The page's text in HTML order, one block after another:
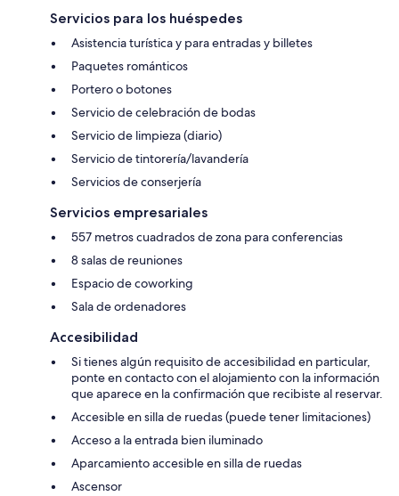
Servicios para los huéspedes
Asistencia turística y para entradas y billetes
Paquetes románticos
Portero o botones
Servicio de celebración de bodas
Servicio de limpieza (diario)
Servicio de tintorería/lavandería
Servicios de conserjería
Servicios empresariales
557 metros cuadrados de zona para conferencias
8 salas de reuniones
Espacio de coworking
Sala de ordenadores
Accesibilidad
Si tienes algún requisito de accesibilidad en particular,
ponte en contacto con el alojamiento con la información
que aparece en la confirmación que recibiste al reservar.
Accesible en silla de ruedas (puede tener limitaciones)
Acceso a la entrada bien iluminado
Aparcamiento accesible en silla de ruedas
Ascensor